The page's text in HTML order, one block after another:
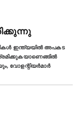
ഇന്ത്യയിൽ അപകട
വോളന്റിയർമാർ